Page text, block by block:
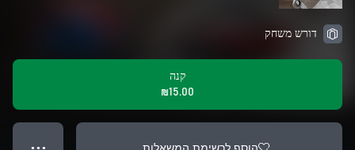
דורש משחק
קנה
‪₪‎15.00‬
● ● ●